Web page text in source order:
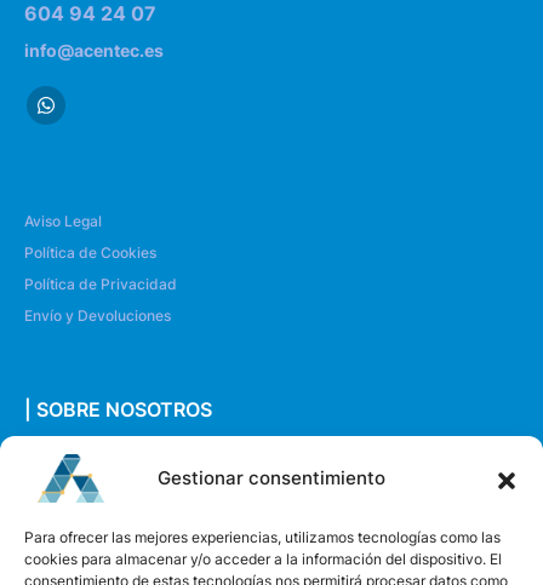
Gestionar consentimiento
Para ofrecer las mejores experiencias, utilizamos tecnologías como las
cookies para almacenar y/o acceder a la información del dispositivo. El
consentimiento de estas tecnologías nos permitirá procesar datos como
604 94 24 07
info@acentec.es
Aviso Legal
Política de Cookies
Política de Privacidad
Envío y Devoluciones
| SOBRE NOSOTROS
Quiénes somos
Envíanos un mensaje